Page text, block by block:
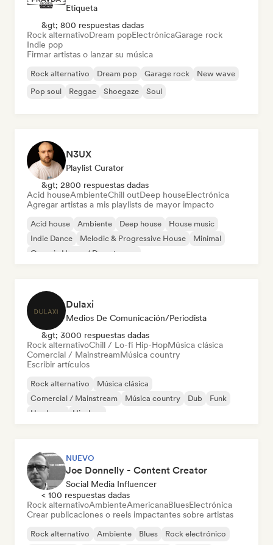
Etiqueta
&gt; 800 respuestas dadas
Rock alternativoDream popElectrónicaGarage rock
Indie pop
Firmar artistas o lanzar su música
Rock alternativo Dream pop Garage rock
New wave
Pop soul
Reggae Shoegaze Soul
N3UX
Playlist Curator
&gt; 2800 respuestas dadas
Acid houseAmbienteChill outDeep houseElectrónica
Agregar artistas a mis playlists de mayor impacto
Acid house Ambiente Deep house
House music
Indie Dance
Melodic & Progressive House
Minimal
Organic House / Downtempo
Dulaxi
Medios De Comunicación/Periodista
&gt; 3000 respuestas dadas
Rock alternativoChill / Lo-fi Hip-HopMúsica clásica
Comercial / MainstreamMúsica country
Escribir artículos
Rock alternativo
Música clásica
Comercial / Mainstream
Música country Dub
Funk
Hardcore
Hip-hop
NUEVO
Joe Donnelly - Content Creator
Social Media Influencer
< 100 respuestas dadas
Rock alternativoAmbienteAmericanaBluesElectrónica
Crear publicaciones o reels impactantes sobre artistas
Rock alternativo Ambiente Blues Rock electrónico